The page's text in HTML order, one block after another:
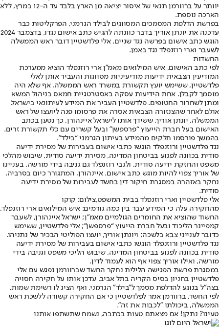
יוותר על ברוורמן תנאי של איסור יציאה מן הארץ בלבד עד ה-12 במרץ, ללא
הארכה נוספת.​​​​​​​​​​​​​​​​
בפרשת הדלפת המסמכים המסווגים לבילד הגרמני, הפרקליטות כבר
עדכנה את יונתן אוריך בדבר כוונתה להגיש כתב אישום נגדו. בדצמבר 2024
הוגש כתב אישום בפרשה נגד שניים, אלי פלדשטיין דובר ראש הממשלה
לשעבר וארי רוזנפלד נגד באמן.
החשדות
לפי כתב האישום, איש המילואים מאמ״ן ארי רוזנפלד הוציא ממערכת
המודיעין הצבאית ידיעות מודיעיניות מסווגות והעביר אותן לאלי
פלדשטיין, ששימש יועץ תקשורת במשרד ראש הממשלה, אף שלא היה
מוסמך לקבלן. אחת הידיעות עסקה באסטרטגיית חמאס בניהול המשא
ומתן לשחרור החטופים. פלדשטיין העביר את המידע לעיתונאי בישראל,
אולם לאחר שהצנזורה הצבאית אסרה את פרסומו פנה ליועצו של ראש
הממשלה, יונתן אוריך, ששידך אותו לישראל איינהורן, כך נטען בכתב
האישום בעל חברת הייעוץ “פרספשן” ובעל קשרים עם כלי תקשורת זרים.
בהמשך פורסמו חלקים מהמידע בעיתון הגרמני “בילד”.
נגד פלדשטיין ורוזנפלד הוגשו כתבי אישום בעבירות של מסירת ידיעה
סודית בכוונה לפגוע בביטחון המדינה, מסירת ידיעה סודית, שיבוש מהלכי
משפט והחזקת ידיעה סודית, ולגבי רוזנפלד גם גניבה בידי מורשה. בעניינו
של אוריך צפוי להיות מוגש כתב אישום. איינהורן, המתגורר כיום בסרביה,
נחקר באזהרה במסגרת חיקור דין בחשד לעבירות של מסירת ידיעה
סודית.
אלי פלדשטיין וארי רוזנפלד בבית המשפט,צילום: קוקו
מהחקירה עלה כי המידע עבר בין כמה גורמים: איש המילואים ארי רוזנפלד,
החשוד שהוציא את החומרים הגולמיים מאמ״ן; ישראל איינהורן, לשעבר
קמפיינר הליכוד ובעל חברת הייעוץ “פרספשן”; אלי פלדשטיין, ששימש
כדובר לענייני צבא בלשכה; ויונתן אוריך, יועצו הפוליטי הבכיר של נתניהו.
נגד פלדשטיין ורוזנפלד הוגשו כתבי אישום בעבירות של מסירת ידיעה
סודית בכוונה לפגוע בביטחון המדינה, שיבוש הליכי משפט וגניבה בידי
מורשה, ואילו אוריך צפוי אף הוא לעמוד לדין.
במסגרת פרשת הפגישה הלילית נחקר החשד שברוורמן נפגש עם אלי
פלדשטיין בחניון בסיס הקריה בתל אביב, עדכן אותו על חקירה חסויה
בצה"ל בנוגע להדלפת מסמך ל"בילד" הגרמני, ואף הציג לו רשימת שמות.
לפי החשד, ברוורמן אמר לפלדשטיין כי אם החקירה קשורה ללשכת ראש
הממשלה, ביכולתו "לכבות את זה".
טעינו? נתקן! אם מצאתם טעות בכתבה, נשמח שתשתפו אותנו